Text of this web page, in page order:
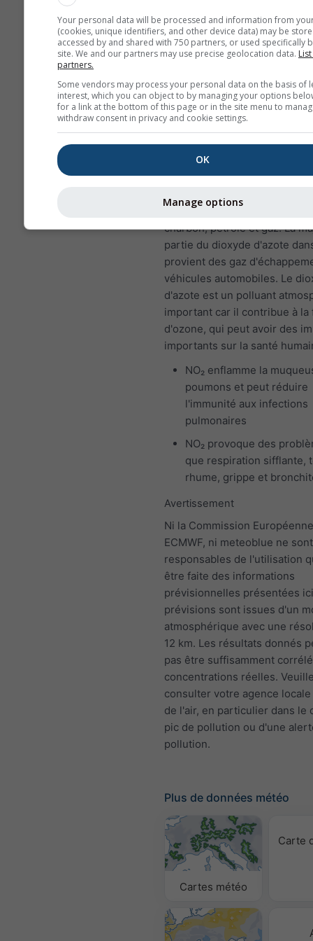
les écosystèmes
Les enfants, les
sont particulièrement
aux effets du SO₂.
Dioxyde d'azote (NO₂)
rougeâtre qui a une odeur
caractéristique et forte et qui
polluant atmosphérique
la combustion de
charbon, pétrole et gaz. La
partie du dioxyde d'azote
provient des gaz
véhicules automobiles. Le
d'azote est un polluant
important car il contribue à la
d'ozone, qui peut avoir des
importants sur la santé
NO₂ enflamme la
poumons et peut réduire
l'immunité aux infections
pulmonaires
NO₂ provoque des
que respiration sifflante,
rhume, grippe et
Avertissement
Ni la Commission
ECMWF, ni meteoblue ne sont
responsables de l'utilisation
être faite des informations
prévisionnelles présentées
prévisions sont issues d'un
atmosphérique avec une
12 km. Les résultats donnés
pas être suffisamment
concentrations réelles.
consulter votre agence
de l'air, en particulier dans le
pic de pollution ou d'une
pollution.
Plus de données météo
Cartes météo
Carte
Your personal data will be processed and information from
(cookies, unique identifiers, and other device data) may be
accessed by and shared with 750 partners, or used specifically
site. We and our partners may use precise geolocation data.
partners.
Some vendors may process your personal data on the basis of
interest, which you can object to by managing your options
for a link at the bottom of this page or in the site menu to
withdraw consent in privacy and cookie settings.
OK
Manage options